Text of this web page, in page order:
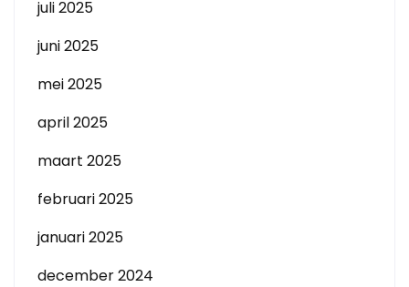
juli 2025
juni 2025
mei 2025
april 2025
maart 2025
februari 2025
januari 2025
december 2024